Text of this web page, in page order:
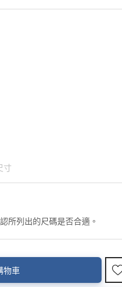
寸
假關係， 預購款會於8月18日
所列出的尺碼是否合適。
物車